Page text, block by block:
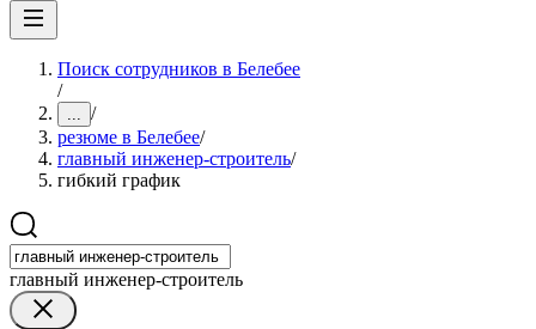
Поиск сотрудников в Белебее
/
... /
резюме в Белебее/
главный инженер-строитель/
гибкий график
главный инженер-строитель